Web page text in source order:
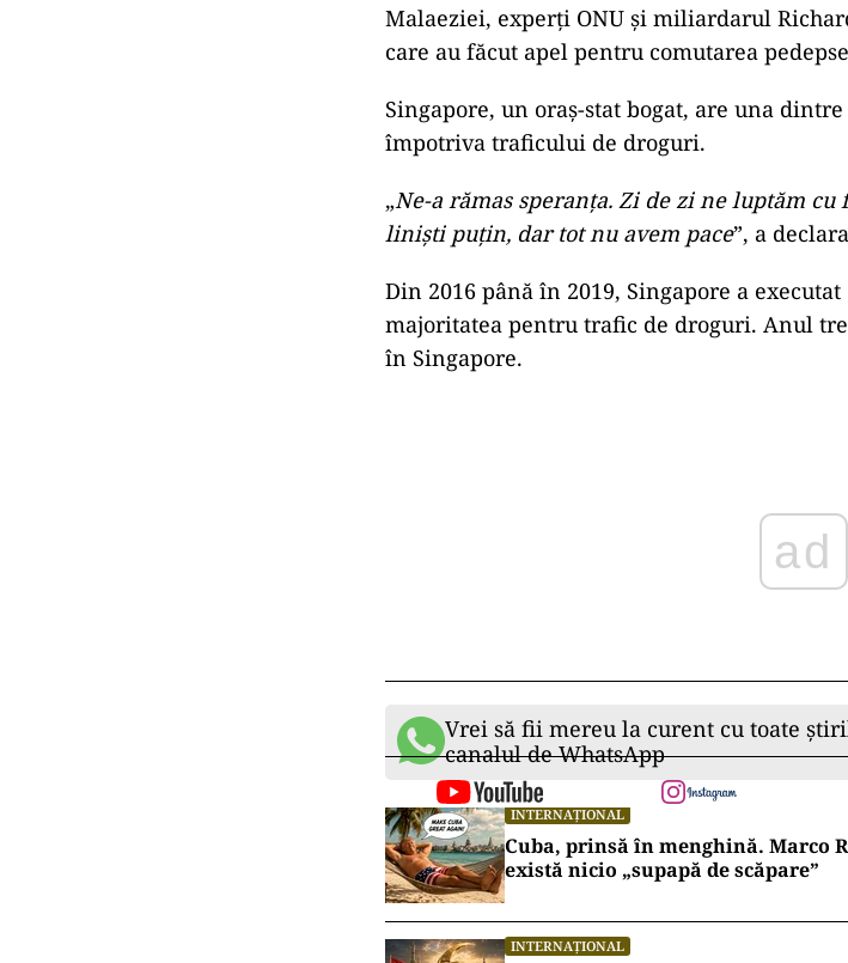
Malaeziei, experți ONU și miliardarul
care au făcut apel pentru comutarea
Singapore, un oraș-stat bogat, are una
împotriva traficului de droguri.
„Ne-a rămas speranța. Zi de zi ne luptăm
liniști puțin, dar tot nu avem pace”, a
Din 2016 până în 2019, Singapore a
majoritatea pentru trafic de droguri. Anul
în Singapore.
ad
Vrei să fii mereu la curent cu toate
canalul de WhatsApp
INTERNAȚIONAL
Cuba, prinsă în menghină. Marco
există nicio „supapă de scăpare”
INTERNAȚIONAL